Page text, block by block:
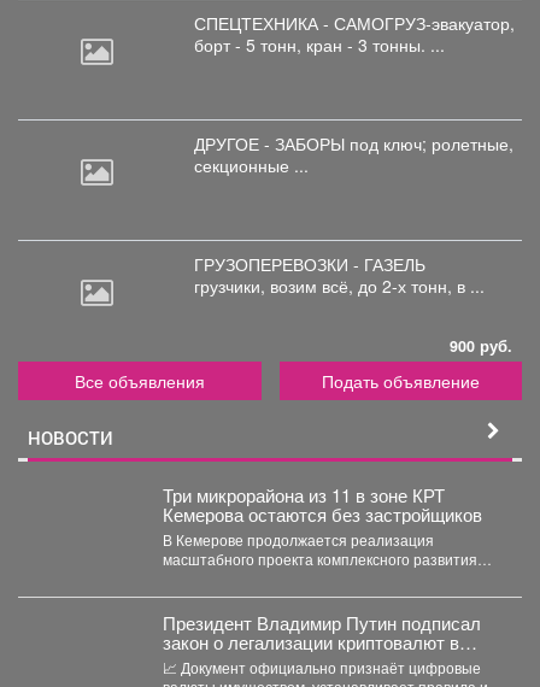
СПЕЦТЕХНИКА - САМОГРУЗ-эвакуатор,
борт - 5 тонн, кран - 3 тонны. ...
ДРУГОЕ - ЗАБОРЫ под ключ; ролетные,
секционные ...
ГРУЗОПЕРЕВОЗКИ - ГАЗЕЛЬ
грузчики, возим всё, до 2-х тонн, в ...
900 руб.
Все объявления Подать объявление
НОВОСТИ
Три микрорайона из 11 в зоне КРТ
Кемерова остаются без застройщиков
В Кемерове продолжается реализация
масштабного проекта комплексного развития
Президент Владимир Путин подписал
закон о легализации криптовалют в
России.
📈 Документ официально признаёт цифровые